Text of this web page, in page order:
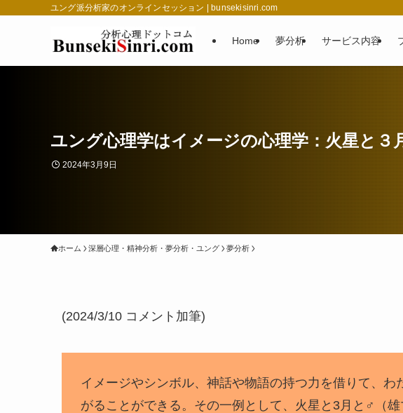
ユング派分析家のオンラインセッション | bunsekisinri.com
Home 夢分析 サービス内容
ユング心理学はイメージの心理学：火星と
2024年3月9日
ホーム 深層心理・精神分析・夢分析・ユング 夢分析
(2024/3/10 コメント加筆)
イメージやシンボル、神話や物語の持つ力を借りて、
がることができる。その一例として、火星と3月と♂（